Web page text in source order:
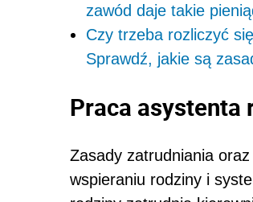
zawód daje takie
Czy trzeba rozliczyć
Sprawdź, jakie są
Praca asystenta
Zasady zatrudniania
wspieraniu rodziny i